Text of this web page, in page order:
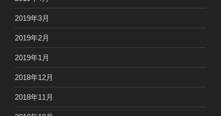
2019年3月
2019年2月
2019年1月
2018年12月
2018年11月